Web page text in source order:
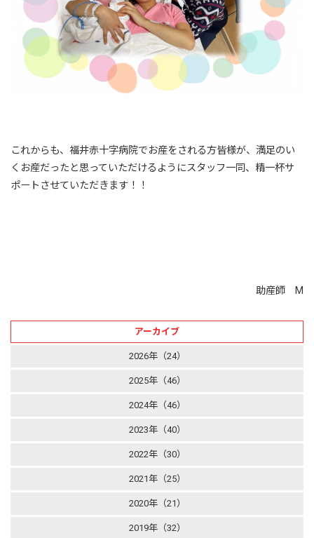
これからも、福井赤十字病院でお産をされる方皆様が、満足のい
くお産だったと思っていただけるようにスタッフ一同、精一杯サ
ポートさせていただきます！！
助産師 M
アーカイブ
2026年（24）
2025年（46）
2024年（46）
2023年（40）
2022年（30）
2021年（25）
2020年（21）
2019年（32）